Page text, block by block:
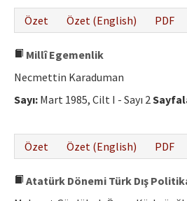
Hakem Rehberi
Özet
Özet (English) PDF
Millî Egemenlik
Necmettin Karaduman
Sayı: Mart 1985, Cilt I - Sayı 2
Özet
Özet (English) PDF
Atatürk Dönemi Türk Dış